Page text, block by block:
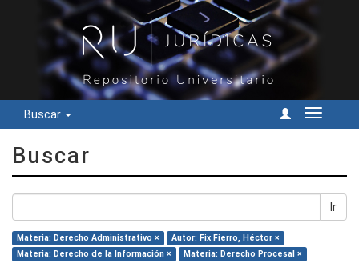
Buscar
Cambiar
Buscar
Ir
Materia: Derecho Administrativo ×
Autor: Fix Fierro, Héctor ×
Materia: Derecho de la Información ×
Materia: Derecho Procesal ×